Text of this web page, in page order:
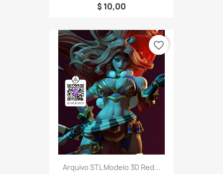
$ 10,00
Arquivo STL Modelo 3D Red...
favorite_border